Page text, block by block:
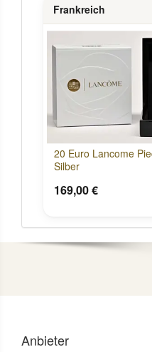
Frankreich
20 Euro Lancome
Silber
169,00 €
Anbieter